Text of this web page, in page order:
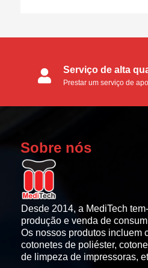
Serviço de alta
Prestar um serviço de
Sobre nós
Desde 2014, a MediTech
produção e venda de
Os nossos produtos incluem
cotonetes de poliéster,
de limpeza de impressoras,